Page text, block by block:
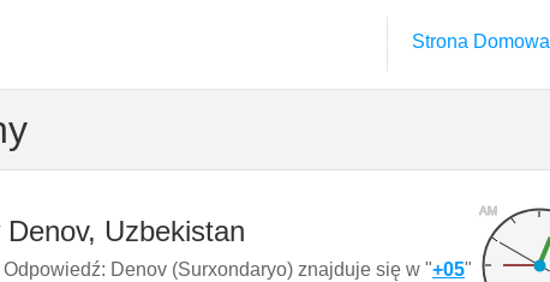
Strona Domowa
AM
Uzbekistan
Odpowiedź: Denov (Surxondaryo) znajduje się w "+05"